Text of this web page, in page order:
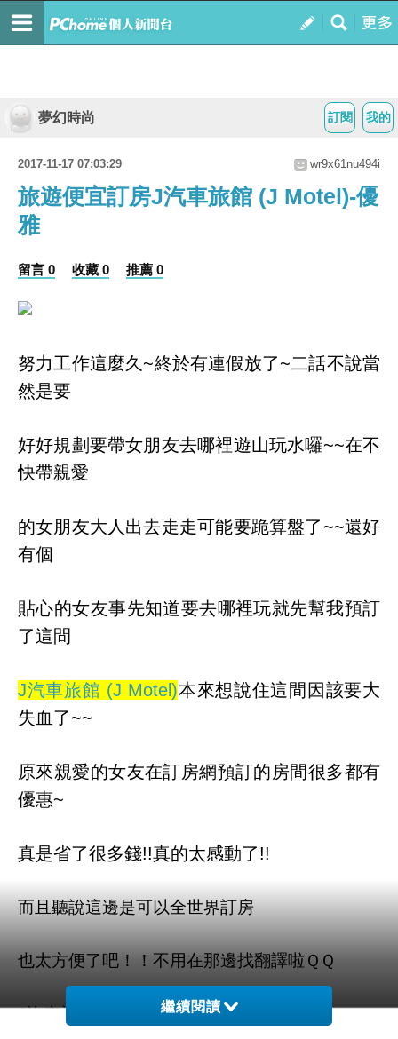
我的
訂閱
夢幻時尚
2017-11-17 07:03:29 wr9x61nu494i
旅遊便宜訂房J汽車旅館 (J Motel)-優
雅
留言 0 收藏 0 推薦 0
努力工作這麼久~終於有連假放了~二話不說當
然是要
好好規劃要帶女朋友去哪裡遊山玩水囉~~在不
快帶親愛
的女朋友大人出去走走可能要跪算盤了~~還好
有個
貼心的女友事先知道要去哪裡玩就先幫我預訂
了這間
J汽車旅館 (J Motel)本來想說住這間因該要大
失血了~~
原來親愛的女友在訂房網預訂的房間很多都有
優惠~
真是省了很多錢!!真的太感動了!!
而且聽說這邊是可以全世界訂房
也太方便了吧！！不用在那邊找翻譯啦ＱＱ
J汽車旅館 (J Motel) 的介紹在下面
繼續閱讀